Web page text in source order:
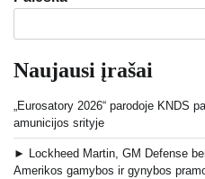
Naujausi įrašai
„Eurosatory 2026“ parodoje KNDS
amunicijos srityje
► Lockheed Martin, GM Defense
Amerikos gamybos ir gynybos